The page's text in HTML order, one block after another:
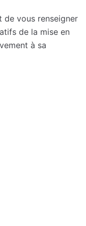
vous renseigner
de la mise en
à sa